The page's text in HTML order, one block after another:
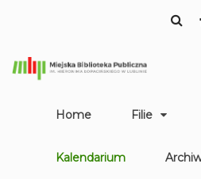
Home Filie
Kalendarium